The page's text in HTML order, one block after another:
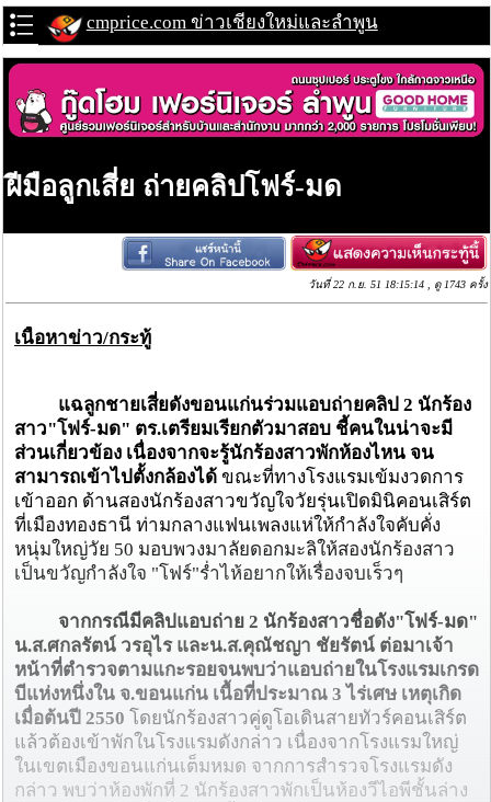
cmprice.com ข่าวเชียงใหม่และลำพูน
ฝีมือลูกเสี่ย ถ่ายคลิปโฟร์-มด
วันที่ 22 ก.ย. 51 18:15:14 , ดู 1743 ครั้ง
เนื้อหาข่าว/กระทู้
แฉลูกชายเสี่ยดังขอนแก่นร่วมแอบถ่ายคลิป 2 นักร้อง
สาว"โฟร์-มด" ตร.เตรียมเรียกตัวมาสอบ ชี้คนในน่าจะมี
ส่วนเกี่ยวข้อง เนื่องจากจะรู้นักร้องสาวพักห้องไหน จน
สามารถเข้าไปตั้งกล้องได้ ขณะที่ทางโรงแรมเข้มงวดการ
เข้าออก ด้านสองนักร้องสาวขวัญใจวัยรุ่นเปิดมินิคอนเสิร์ต
ที่เมืองทองธานี ท่ามกลางแฟนเพลงแห่ให้กำลังใจคับคั่ง
หนุ่มใหญ่วัย 50 มอบพวงมาลัยดอกมะลิให้สองนักร้องสาว
เป็นขวัญกำลังใจ "โฟร์"ร่ำไห้อยากให้เรื่องจบเร็วๆ
จากกรณีมีคลิปแอบถ่าย 2 นักร้องสาวชื่อดัง"โฟร์-มด"
น.ส.ศกลรัตน์ วรอุไร และน.ส.คุณัชญา ชัยรัตน์ ต่อมาเจ้า
หน้าที่ตำรวจตามแกะรอยจนพบว่าแอบถ่ายในโรงแรมเกรด
บีแห่งหนึ่งใน จ.ขอนแก่น เนื้อที่ประมาณ 3 ไร่เศษ เหตุเกิด
เมื่อต้นปี 2550 โดยนักร้องสาวคู่ดูโอเดินสายทัวร์คอนเสิร์ต
แล้วต้องเข้าพักในโรงแรมดังกล่าว เนื่องจากโรงแรมใหญ่
ในเขตเมืองขอนแก่นเต็มหมด จากการสำรวจโรงแรมดัง
กล่าว พบว่าห้องพักที่ 2 นักร้องสาวพักเป็นห้องวีไอพีชั้นล่าง